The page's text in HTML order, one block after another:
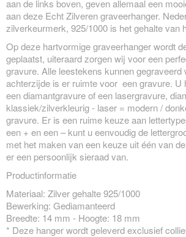
aan de links boven, geven allemaal een
aan deze Echt Zilveren graveerhanger.
zilverkeurmerk, 925/1000 is het gehalte van
Op deze hartvormige graveerhanger wordt
geplaatst, uiteraard zorgen wij voor een
gravure. Alle leestekens kunnen gegraveerd
achterzijde is er ruimte voor een gravure. U
een diamantgravure of een lasergravure,
klassiek/zilverkleurig - laser = modern /
gravure. Er is een ruime keuze aan
een + en een – kunt u eenvoudig de
met het maken van een keuze uit één van
er een persoonlijk sieraad van.
Productinformatie
Materiaal: Zilver gehalte 925/1000
Bewerking: Gediamanteerd
Breedte: 14 mm - Hoogte: 18 mm
* Deze hanger wordt geleverd exclusief